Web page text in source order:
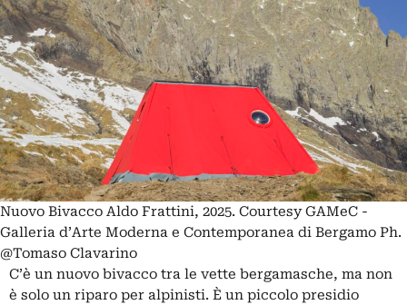
Nuovo Bivacco Aldo Frattini, 2025. Courtesy GAMeC -
Galleria d’Arte Moderna e Contemporanea di Bergamo Ph.
@Tomaso Clavarino
C’è un nuovo bivacco tra le vette bergamasche, ma non
è solo un riparo per alpinisti. È un piccolo presidio